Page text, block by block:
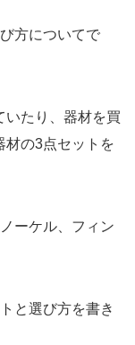
方についてで
いたり、器材を買
材の3点セットを
ーケル、フィン
と選び方を書き